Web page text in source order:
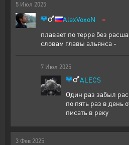
5 Июл 2025
AlexVoxoN -
плавает по терре без
словам главы альянса -
7 Июл 2025
ALECS
Один раз забыл
по пять раз в день
писать в реку
3 Фев 2025